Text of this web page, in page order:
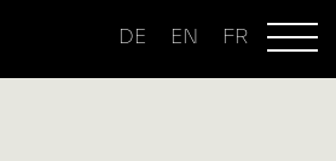
DE EN FR